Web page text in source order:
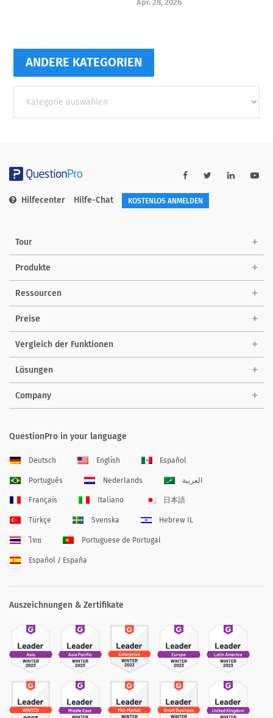
Apr. 28, 2026
ANDERE KATEGORIEN
Kategorien
Hilfecenter Hilfe-Chat KOSTENLOS ANMELDEN
Tour
Produkte
Ressourcen
Preise
Vergleich der Funktionen
Lösungen
Company
QuestionPro in your language
Deutsch English Español
Português Nederlands العربية
Français Italiano 日本語
Türkçe Svenska Hebrew IL
ไทย Portuguese de Portugal
Español / España
Auszeichnungen & Zertifikate